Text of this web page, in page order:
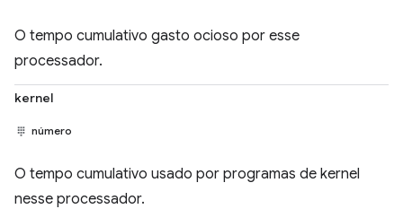
O tempo cumulativo gasto ocioso por esse
processador.
kernel
número
O tempo cumulativo usado por programas de kernel
nesse processador.